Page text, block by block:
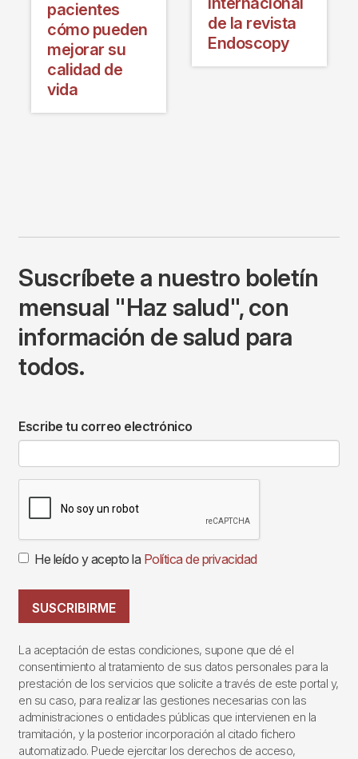
pacientes
cómo pueden
mejorar su
calidad de
vida
de la revista
Endoscopy
Suscríbete a nuestro boletín
mensual "Haz salud", con
información de salud para
todos.
Escribe tu correo electrónico
He leído y acepto la Política de privacidad
SUSCRIBIRME
La aceptación de estas condiciones, supone que dé el
consentimiento al tratamiento de sus datos personales para la
prestación de los servicios que solicite a través de este portal y,
en su caso, para realizar las gestiones necesarias con las
administraciones o entidades públicas que intervienen en la
tramitación, y la posterior incorporación al citado fichero
automatizado. Puede ejercitar los derechos de acceso,